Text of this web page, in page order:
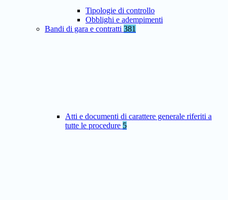
Tipologie di controllo
Obblighi e adempimenti
Bandi di gara e contratti 381
Atti e documenti di carattere generale riferiti a
tutte le procedure 5